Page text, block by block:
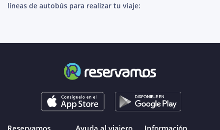
líneas de autobús para realizar tu viaje: